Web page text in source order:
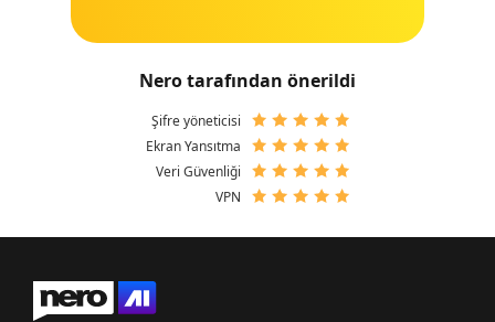
Nero tarafından önerildi
Şifre yöneticisi
Ekran Yansıtma
Veri Güvenliği
VPN